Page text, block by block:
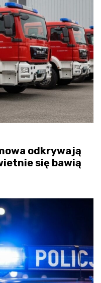
odkrywają
się bawią